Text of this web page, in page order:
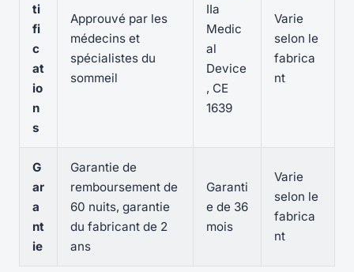
ti
fi
c
at
io
n
s
Approuvé par les
médecins et
spécialistes du
sommeil
IIa
Medic
al
Device
, CE
1639
Varie
selon le
fabrica
nt
G
ar
a
nt
ie
Garantie de
remboursement de
60 nuits, garantie
du fabricant de 2
ans
Garanti
e de 36
mois
Varie
selon le
fabrica
nt